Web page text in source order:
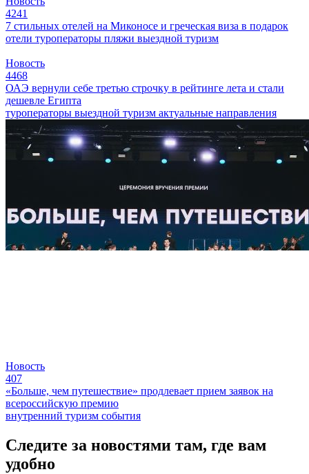
4241
7 стильных отелей на Миконосе и греческая виза в подарок
отели туроператоры пляжи выездной туризм
Новость
4468
ОАЭ вернули себе третью строчку в рейтинге лета и стали
дешевле Египта
туроператоры выездной туризм актуальные направления
Новость
407
«Больше, чем путешествие» продлевает прием заявок на
всероссийскую премию
внутренний туризм события
Следите за новостями там, где вам
удобно